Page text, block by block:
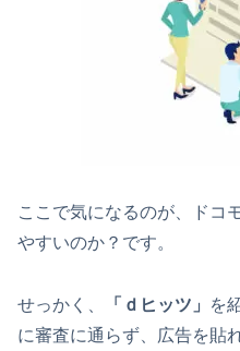
ここで気になるのが、ドコ
やすいのか？です。
せっかく、 「ｄヒッツ」
を
に審査に通らず、広告を貼